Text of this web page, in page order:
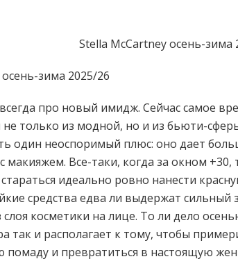
зима 2025/26
про новый имидж. Сейчас самое
только из модной, но и из бьюти-
один неоспоримый плюс: оно дает
макияжем. Все-таки, когда за окном
идеально ровно нанести
средства едва ли выдержат сильный
косметики на лице. То ли дело
так и располагает к тому, чтобы
помаду и превратиться в настоящую